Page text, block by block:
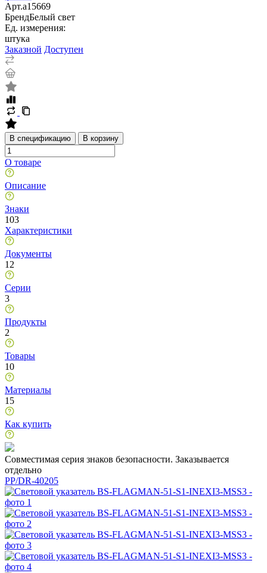
Арт.a15669
БрендБелый свет
Ед. измерения:
штука
Заказной Доступен
В спецификацию В корзину
О товаре
Описание
Знаки
103
Характеристики
Документы
12
Серии
3
Продукты
2
Товары
10
Материалы
15
Как купить
Совместимая серия знаков безопасности. Заказывается
отдельно
PP/DR-40205